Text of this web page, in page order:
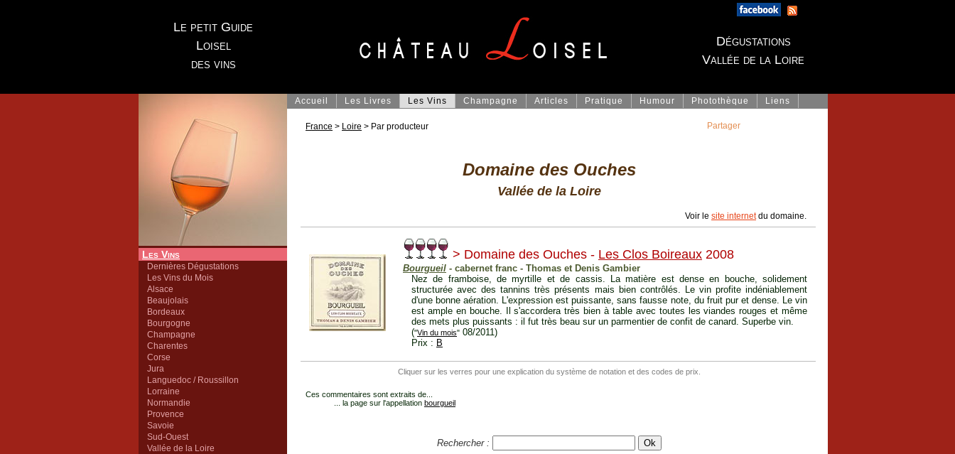
Le petit Guide
Loisel
des vins
Dégustations
Vallée de la Loire
Les Vins
Dernières Dégustations
Les Vins du Mois
Alsace
Beaujolais
Bordeaux
Bourgogne
Champagne
Charentes
Corse
Jura
Languedoc / Roussillon
Lorraine
Normandie
Provence
Savoie
Sud-Ouest
Vallée de la Loire
Accueil Les Livres Les Vins Champagne Articles Pratique Humour Photothèque Liens
France > Loire > Par producteur
Domaine des Ouches
Vallée de la Loire
Voir le site internetdu domaine.
> Domaine des Ouches - Les Clos Boireaux 2008
Bourgueil - cabernet franc - Thomas et Denis Gambier
Nez de framboise, de myrtille et de cassis. La matière est dense en bouche, solidement
structurée avec des tannins très présents mais bien contrôlés. Le vin profite indéniablement
d'une bonne aération. L'expression est puissante, sans fausse note, du fruit pur et dense. Le vin
est ample en bouche. Il s'accordera très bien à table avec toutes les viandes rouges et même
des mets plus puissants : il fut très beau sur un parmentier de confit de canard. Superbe vin.
("Vin du mois" 08/2011)
Prix : B
Cliquer sur les verres pour une explication du système de notation et des codes de prix.
Ces commentaires sont extraits de...
... la page sur l'appellation bourgueil
Rechercher :
Partager